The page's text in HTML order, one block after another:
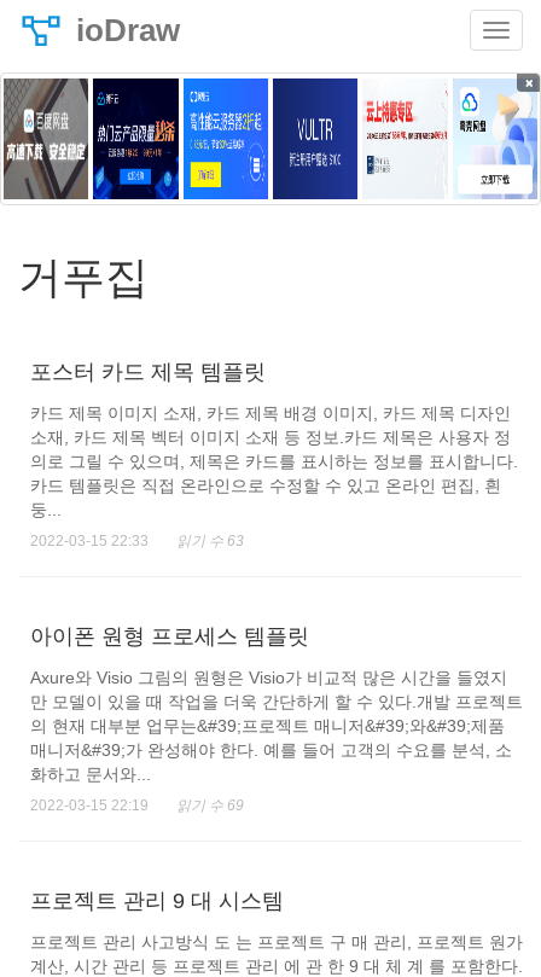
ioDraw
×
거푸집
포스터 카드 제목 템플릿
카드 제목 이미지 소재, 카드 제목 배경 이미지, 카드 제목 디자인
소재, 카드 제목 벡터 이미지 소재 등 정보.카드 제목은 사용자 정
의로 그릴 수 있으며, 제목은 카드를 표시하는 정보를 표시합니다.
카드 템플릿은 직접 온라인으로 수정할 수 있고 온라인 편집, 흰
둥...
2022-03-15 22:33 읽기 수 63
아이폰 원형 프로세스 템플릿
Axure와 Visio 그림의 원형은 Visio가 비교적 많은 시간을 들였지
만 모델이 있을 때 작업을 더욱 간단하게 할 수 있다.개발 프로젝트
의 현재 대부분 업무는&#39;프로젝트 매니저&#39;와&#39;제품
매니저&#39;가 완성해야 한다. 예를 들어 고객의 수요를 분석, 소
화하고 문서와...
2022-03-15 22:19 읽기 수 69
프로젝트 관리 9 대 시스템
프로젝트 관리 사고방식 도 는 프로젝트 구 매 관리, 프로젝트 원가
계산, 시간 관리 등 프로젝트 관리 에 관 한 9 대 체 계 를 포함한다.